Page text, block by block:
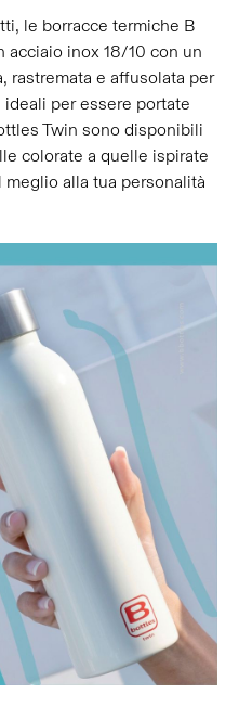
le borracce termiche B
acciaio inox 18/10 con un
rastremata e affusolata per
per essere portate
Twin sono disponibili
colorate a quelle ispirate
alla tua personalità